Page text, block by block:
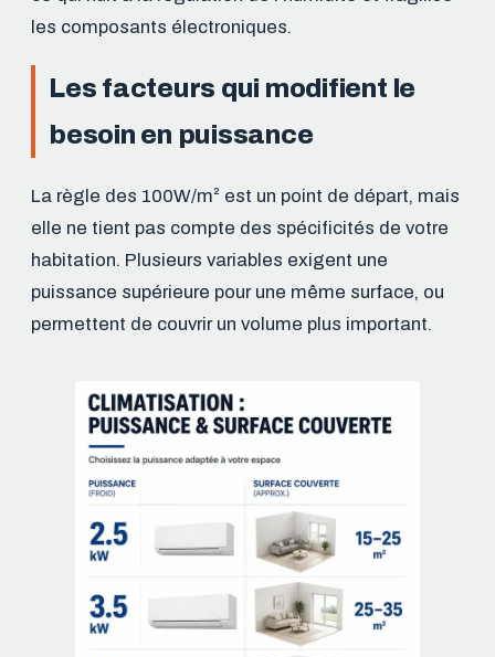
les composants électroniques.
Les facteurs qui modifient le
besoin en puissance
La règle des 100W/m² est un point de départ, mais
elle ne tient pas compte des spécificités de votre
habitation. Plusieurs variables exigent une
puissance supérieure pour une même surface, ou
permettent de couvrir un volume plus important.